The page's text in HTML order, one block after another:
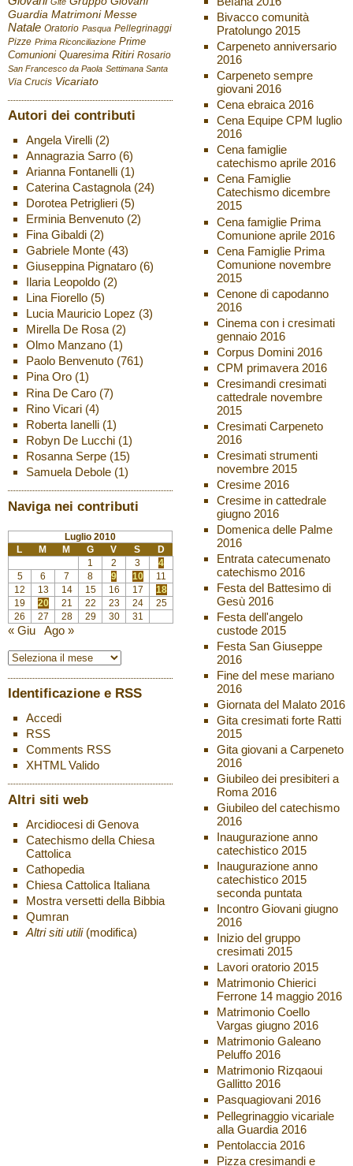
Guardia Matrimoni Messe
Natale Oratorio Pasqua Pellegrinaggi
Pizze Prima Riconciliazione Prime
Comunioni Quaresima Ritiri Rosario
San Francesco da Paola Settimana Santa
Via Crucis Vicariato
Autori dei contributi
Angela Virelli(2)
Annagrazia Sarro(6)
Arianna Fontanelli(1)
Caterina Castagnola(24)
Dorotea Petriglieri(5)
Erminia Benvenuto(2)
Fina Gibaldi(2)
Gabriele Monte(43)
Giuseppina Pignataro(6)
Ilaria Leopoldo(2)
Lina Fiorello(5)
Lucia Mauricio Lopez (3)
Mirella De Rosa(2)
Olmo Manzano(1)
Paolo Benvenuto(761)
Pina Oro(1)
Rina De Caro(7)
Rino Vicari(4)
Roberta Ianelli(1)
Robyn De Lucchi(1)
Rosanna Serpe(15)
Samuela Debole(1)
Naviga nei contributi
Luglio 2010
L
M M G V S
D
1
2 3
4
5
6 7 8 9 10
11
12
13 14 15 16 17
18
19
20 21 22 23 24
25
26
27 28 29 30 31
« Giu Ago »
Identificazione e RSS
Accedi
RSS
Comments RSS
XHTMLValido
Altri siti web
Arcidiocesi di Genova
Catechismo della Chiesa
Cattolica
Cathopedia
Chiesa Cattolica Italiana
Mostra versetti della Bibbia
Qumran
Altri siti utili (modifica)
Bivacco comunità
Pratolungo 2015
Carpeneto anniversario
2016
Carpeneto sempre
giovani 2016
Cena ebraica 2016
Cena Equipe CPM luglio
2016
Cena famiglie
catechismo aprile 2016
Cena Famiglie
Catechismo dicembre
2015
Cena famiglie Prima
Comunione aprile 2016
Cena Famiglie Prima
Comunione novembre
2015
Cenone di capodanno
2016
Cinema con i cresimati
gennaio 2016
Corpus Domini 2016
CPM primavera 2016
Cresimandi cresimati
cattedrale novembre
2015
Cresimati Carpeneto
2016
Cresimati strumenti
novembre 2015
Cresime 2016
Cresime in cattedrale
giugno 2016
Domenica delle Palme
2016
Entrata catecumenato
catechismo 2016
Festa del Battesimo di
Gesù 2016
Festa dell'angelo
custode 2015
Festa San Giuseppe
2016
Fine del mese mariano
2016
Giornata del Malato 2016
Gita cresimati forte Ratti
2015
Gita giovani a Carpeneto
2016
Giubileo dei presibiteri a
Roma 2016
Giubileo del catechismo
2016
Inaugurazione anno
catechistico 2015
Inaugurazione anno
catechistico 2015
seconda puntata
Incontro Giovani giugno
2016
Inizio del gruppo
cresimati 2015
Lavori oratorio 2015
Matrimonio Chierici
Ferrone 14 maggio 2016
Matrimonio Coello
Vargas giugno 2016
Matrimonio Galeano
Peluffo 2016
Matrimonio Rizqaoui
Gallitto 2016
Pasquagiovani 2016
Pellegrinaggio vicariale
alla Guardia 2016
Pentolaccia 2016
Pizza cresimandi e